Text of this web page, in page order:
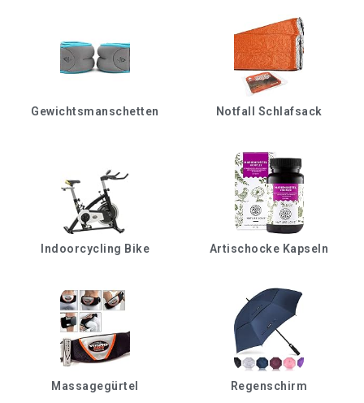
Gewichtsmanschetten Notfall Schlafsack
Indoorcycling Bike Artischocke Kapseln
Massagegürtel Regenschirm